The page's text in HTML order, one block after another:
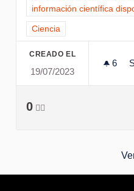
información científica
Resultados al filtrar por el
Ciencia
CREADO EL
19/07/2023
6
0 👍🏽